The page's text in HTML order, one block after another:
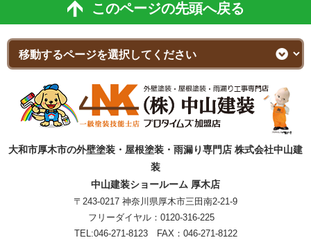
このページの先頭へ戻る
大和市厚木市の外壁塗装・屋根塗装・雨漏り専門店 株式会社中山建
装
中山建装ショールーム 厚木店
〒243-0217 神奈川県厚木市三田南2-21-9
フリーダイヤル： 0120-316-225
TEL:046-271-8123 FAX：046-271-8122